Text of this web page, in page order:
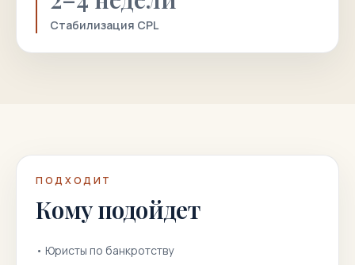
Стабилизация CPL
ПОДХОДИТ
Кому подойдет
• Юристы по банкротству